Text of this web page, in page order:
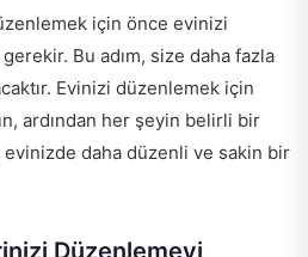
için önce evinizi
Bu adım, size daha fazla
Evinizi düzenlemek için
ardından her şeyin belirli bir
daha düzenli ve sakin bir